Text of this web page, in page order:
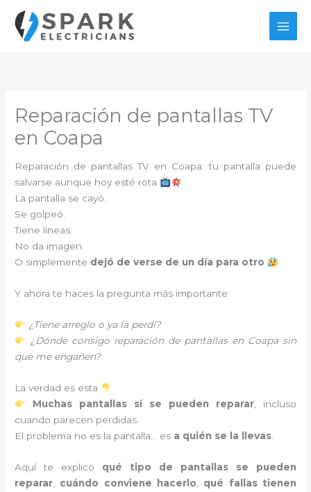
contenido
Reparación de pantallas TV
en Coapa
Reparación de pantallas TV en Coapa: tu pantalla puede
salvarse aunque hoy esté rota
La pantalla se cayó.
Se golpeó.
Tiene líneas.
No da imagen.
O simplemente dejó de verse de un día para otro
Y ahora te haces la pregunta más importante:
¿Tiene arreglo o ya la perdí?
¿Dónde consigo reparación de pantallas en Coapa sin
que me engañen?
La verdad es esta
Muchas pantallas sí se pueden reparar, incluso
cuando parecen perdidas.
El problema no es la pantalla… es a quién se la llevas
Aquí te explico qué tipo de pantallas se pueden
reparar
cuándo conviene hacerlo
qué fallas tienen